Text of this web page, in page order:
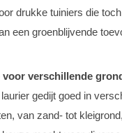
drukke tuiniers die
een groenblijvende
voor verschillende
gedijt goed in
van zand- tot